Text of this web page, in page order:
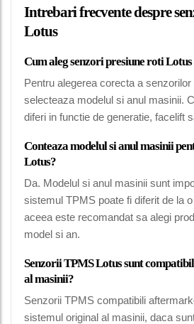
Intrebari frecvente despre
Lotus
Cum aleg senzori presiune roti
Pentru alegerea corecta a
selecteaza modelul si anul masinii.
diferi in functie de generatie, facelift
Conteaza modelul si anul masinii
Lotus?
Da. Modelul si anul masinii sunt
sistemul TPMS poate fi diferit de la
aceea este recomandat sa alegi
model si an.
Senzorii TPMS Lotus sunt
al masinii?
Senzorii TPMS compatibili
sistemul original al masinii, daca